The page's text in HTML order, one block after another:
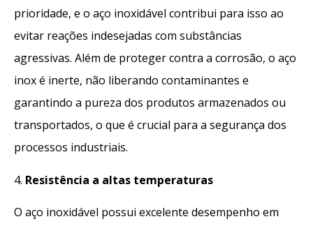
prioridade, e o aço inoxidável contribui para isso ao
evitar reações indesejadas com substâncias
agressivas. Além de proteger contra a corrosão, o aço
inox é inerte, não liberando contaminantes e
garantindo a pureza dos produtos armazenados ou
transportados, o que é crucial para a segurança dos
processos industriais.
4. Resistência a altas temperaturas
O aço inoxidável possui excelente desempenho em